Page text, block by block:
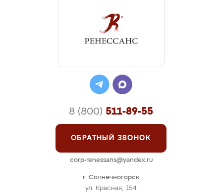
г. Солнечногорск
ул. Красная, 154
8 (800) 511-89-55
ОБРАТНЫЙ ЗВОНОК
corp-renessans@yandex.ru